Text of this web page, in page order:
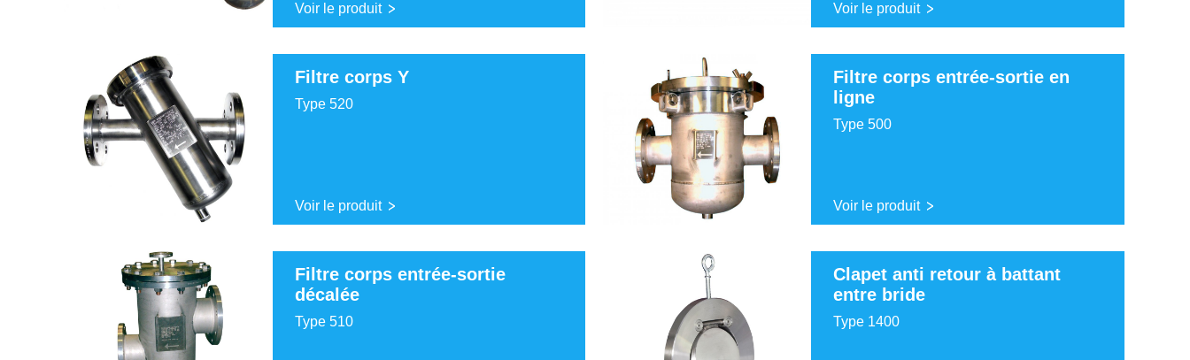
Voir le produit Voir le produit
Filtre corps Y
Type 520
Voir le produit
Filtre corps entrée-sortie en
ligne
Type 500
Voir le produit
Filtre corps entrée-sortie
décalée
Type 510
Clapet anti retour à battant
entre bride
Type 1400